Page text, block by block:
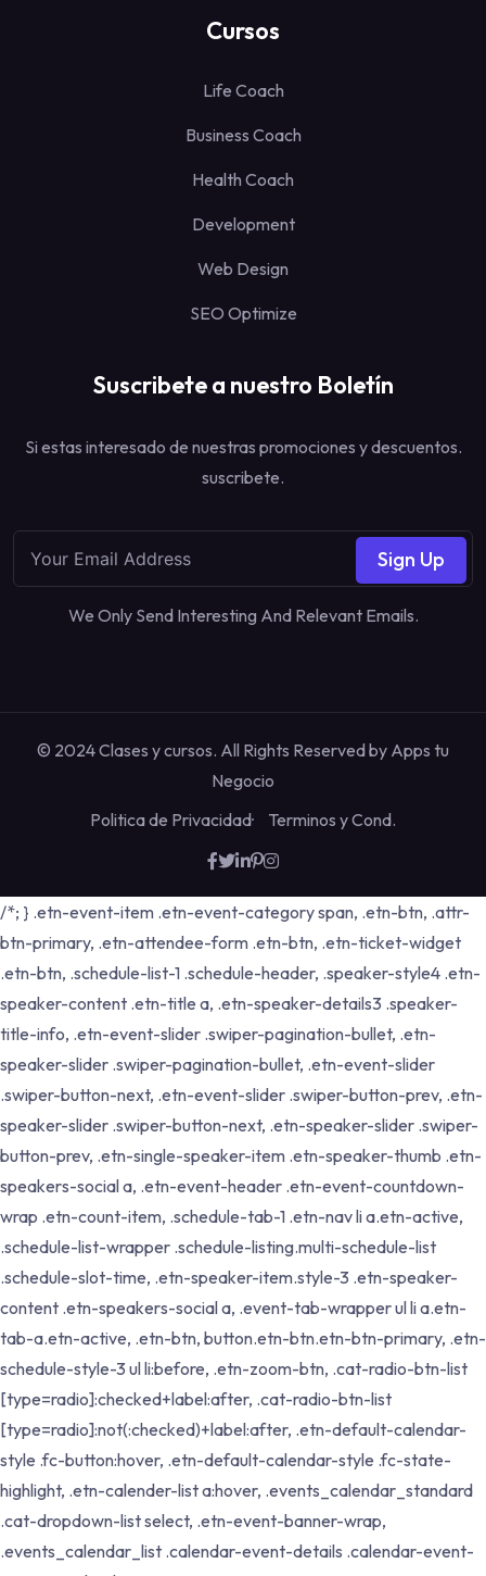
Cursos
Life Coach
Business Coach
Health Coach
Development
Web Design
SEO Optimize
Suscribete a nuestro Boletín
Si estas interesado de nuestras promociones y descuentos.
suscribete.
Sign Up
We Only Send Interesting And Relevant Emails.
© 2024 Clases y cursos. All Rights Reserved by Apps tu
Negocio
Politica de Privacidad
Terminos y Cond.
/*; } .etn-event-item .etn-event-category span, .etn-btn, .attr-
btn-primary, .etn-attendee-form .etn-btn, .etn-ticket-widget
.etn-btn, .schedule-list-1 .schedule-header, .speaker-style4 .etn-
speaker-content .etn-title a, .etn-speaker-details3 .speaker-
title-info, .etn-event-slider .swiper-pagination-bullet, .etn-
speaker-slider .swiper-pagination-bullet, .etn-event-slider
.swiper-button-next, .etn-event-slider .swiper-button-prev, .etn-
speaker-slider .swiper-button-next, .etn-speaker-slider .swiper-
button-prev, .etn-single-speaker-item .etn-speaker-thumb .etn-
speakers-social a, .etn-event-header .etn-event-countdown-
wrap .etn-count-item, .schedule-tab-1 .etn-nav li a.etn-active,
.schedule-list-wrapper .schedule-listing.multi-schedule-list
.schedule-slot-time, .etn-speaker-item.style-3 .etn-speaker-
content .etn-speakers-social a, .event-tab-wrapper ul li a.etn-
tab-a.etn-active, .etn-btn, button.etn-btn.etn-btn-primary, .etn-
schedule-style-3 ul li:before, .etn-zoom-btn, .cat-radio-btn-list
[type=radio]:checked+label:after, .cat-radio-btn-list
[type=radio]:not(:checked)+label:after, .etn-default-calendar-
style .fc-button:hover, .etn-default-calendar-style .fc-state-
highlight, .etn-calender-list a:hover, .events_calendar_standard
.cat-dropdown-list select, .etn-event-banner-wrap,
.events_calendar_list .calendar-event-details .calendar-event-